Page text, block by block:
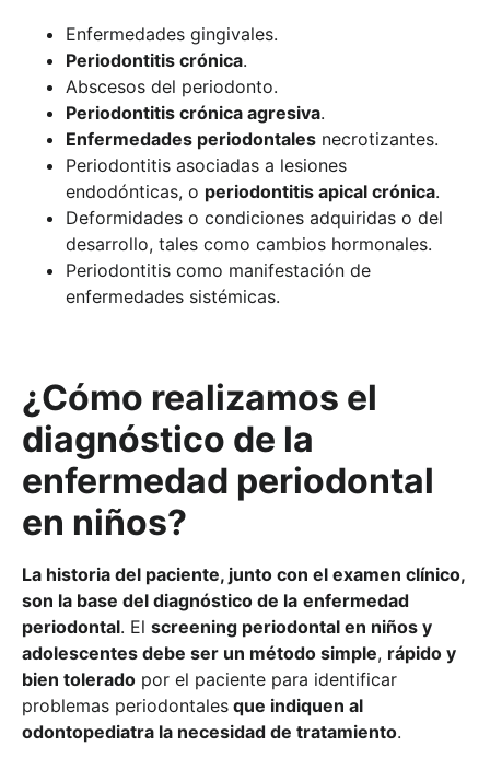
Enfermedades gingivales.
Periodontitis crónica.
Abscesos del periodonto.
Periodontitis crónica agresiva.
Enfermedades periodontales necrotizantes.
Periodontitis asociadas a lesiones
endodónticas, o periodontitis apical crónica.
Deformidades o condiciones adquiridas o del
desarrollo, tales como cambios hormonales.
Periodontitis como manifestación de
enfermedades sistémicas.
¿Cómo realizamos el
diagnóstico de la
enfermedad periodontal
en niños?
La historia del paciente, junto con el examen clínico,
son la base del diagnóstico de la enfermedad
periodontal. El screening periodontal en niños y
adolescentes debe ser un método simple, rápido y
bien tolerado por el paciente para identificar
problemas periodontales que indiquen al
odontopediatra la necesidad de tratamiento.